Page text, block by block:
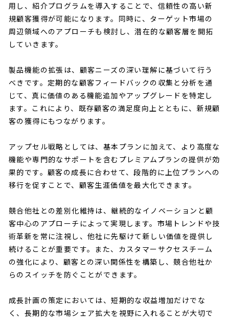
用し、紹介プログラムを導入することで、信頼性の高い新
規顧客獲得が可能になります。同時に、ターゲット市場の
周辺領域へのアプローチも検討し、潜在的な顧客層を開拓
していきます。
製品機能の拡張は、顧客ニーズの深い理解に基づいて行う
べきです。定期的な顧客フィードバックの収集と分析を通
じて、真に価値のある機能追加やアップグレードを特定し
ます。これにより、既存顧客の満足度向上とともに、新規顧
客の獲得にもつながります。
アップセル戦略としては、基本プランに加えて、より高度な
機能や専門的なサポートを含むプレミアムプランの提供が効
果的です。顧客の成長に合わせて、段階的に上位プランへの
移行を促すことで、顧客生涯価値を最大化できます。
競合他社との差別化維持は、継続的なイノベーションと顧
客中心のアプローチによって実現します。市場トレンドや技
術革新を常に注視し、他社に先駆けて新しい価値を提供し
続けることが重要です。また、カスタマーサクセスチーム
の強化により、顧客との深い関係性を構築し、競合他社か
らのスイッチを防ぐことができます。
成長計画の策定においては、短期的な収益増加だけでな
く、長期的な市場シェア拡大を視野に入れることが大切で